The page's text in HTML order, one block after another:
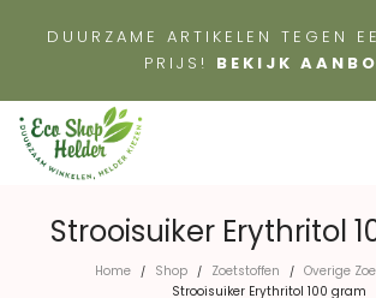
DUURZAME ARTIKELEN TEGEN
PRIJS! BEKIJK
Strooisuiker Erythritol
Home / Shop / Zoetstoffen / Overige
Strooisuiker Erythritol 100 gram